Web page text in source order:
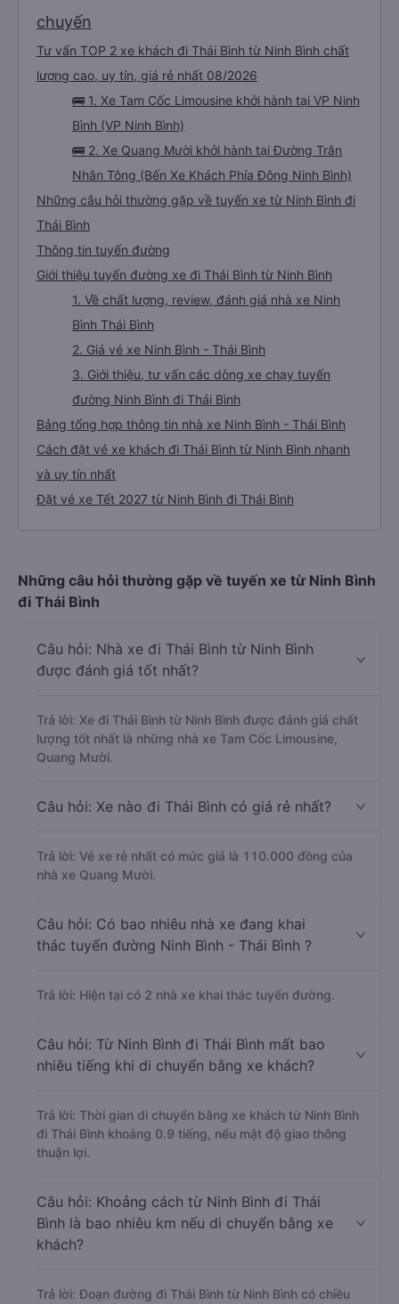
chuyến
Tư vấn TOP 2 xe khách đi Thái Bình từ Ninh Bình chất
lượng cao, uy tín, giá rẻ nhất 08/2026
🚌 1. Xe Tam Cốc Limousine khởi hành tại VP Ninh
Bình (VP Ninh Bình)
🚌 2. Xe Quang Mười khởi hành tại Đường Trân
Nhân Tông (Bến Xe Khách Phía Đông Ninh Bình)
Những câu hỏi thường gặp về tuyến xe từ Ninh Bình đi
Thái Bình
Thông tin tuyến đường
Giới thiệu tuyến đường xe đi Thái Bình từ Ninh Bình
1. Về chất lượng, review, đánh giá nhà xe Ninh
Bình Thái Bình
2. Giá vé xe Ninh Bình - Thái Bình
3. Giới thiệu, tư vấn các dòng xe chạy tuyến
đường Ninh Bình đi Thái Bình
Bảng tổng hợp thông tin nhà xe Ninh Bình - Thái Bình
Cách đặt vé xe khách đi Thái Bình từ Ninh Bình nhanh
và uy tín nhất
Đặt vé xe Tết 2027 từ Ninh Bình đi Thái Bình
Những câu hỏi thường gặp về tuyến xe từ Ninh Bình
đi Thái Bình
Câu hỏi: Nhà xe đi Thái Bình từ Ninh Bình
được đánh giá tốt nhất?
Trả lời: Xe đi Thái Bình từ Ninh Bình được đánh giá chất
lượng tốt nhất là những nhà xe Tam Cốc Limousine,
Quang Mười.
Câu hỏi: Xe nào đi Thái Bình có giá rẻ nhất?
Trả lời: Vé xe rẻ nhất có mức giá là 110.000 đồng của
nhà xe Quang Mười.
Câu hỏi: Có bao nhiêu nhà xe đang khai
thác tuyến đường Ninh Bình - Thái Bình ?
Trả lời: Hiện tại có 2 nhà xe khai thác tuyến đường.
Câu hỏi: Từ Ninh Bình đi Thái Bình mất bao
nhiêu tiếng khi di chuyển bằng xe khách?
Trả lời: Thời gian di chuyển bằng xe khách từ Ninh Bình
đi Thái Bình khoảng 0.9 tiếng, nếu mật độ giao thông
thuận lợi.
Câu hỏi: Khoảng cách từ Ninh Bình đi Thái
Bình là bao nhiêu km nếu di chuyển bằng xe
khách?
Trả lời: Đoạn đường đi Thái Bình từ Ninh Bình có chiều